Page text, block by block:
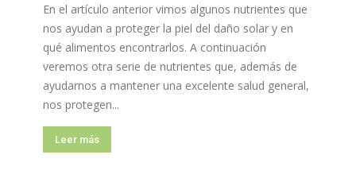
En el artículo anterior vimos algunos nutrientes que
nos ayudan a proteger la piel del daño solar y en
qué alimentos encontrarlos. A continuación
veremos otra serie de nutrientes que, además de
ayudarnos a mantener una excelente salud general,
nos protegen...
Leer más